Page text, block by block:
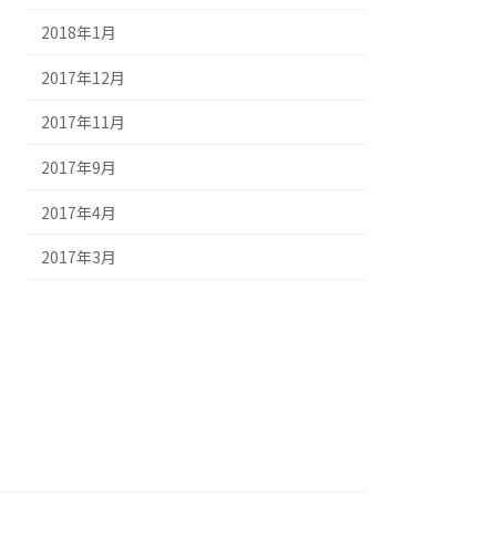
2018年1月
2017年12月
2017年11月
2017年9月
2017年4月
2017年3月